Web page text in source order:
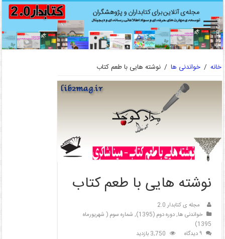
خانه / خواندنی ها / نوشته هایی با طعم کتاب
نوشته هایی با طعم کتاب
مجله ی کتابدار 2.0
خواندنی ها,دوره دوم (1395) , شماره سوم ( شهریورماه
1395)
۹ دیدگاه
3,750 بازدید